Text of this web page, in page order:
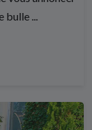
bulle ...